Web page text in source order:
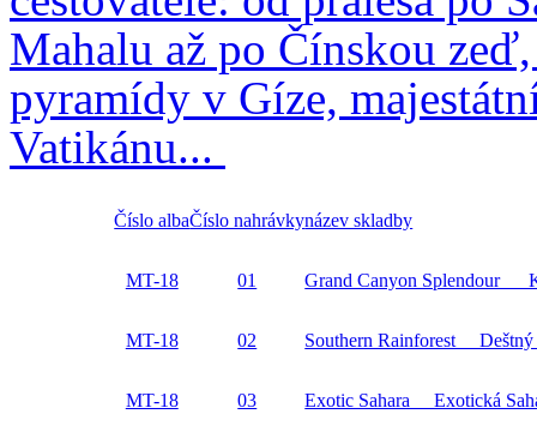
Mahalu až po Čínskou
pyramídy v Gíze,
Vatikánu...
Číslo albaČíslo nahrávkynázev skladby
MT-18 01 Grand Canyon Splendour
MT-18 02 Southern Rainforest Deštný
MT-18 03 Exotic Sahara Exotická